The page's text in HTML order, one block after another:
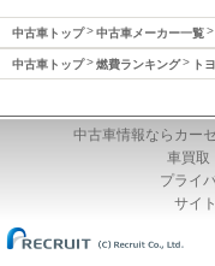
中古車トップ 中古車メーカー一覧
中古車トップ 燃費ランキング ト
中古車情報ならカー
車買取
プライ
サイ